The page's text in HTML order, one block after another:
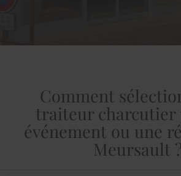
Comment
traiteur charcutier
événement ou une
Meursault ?